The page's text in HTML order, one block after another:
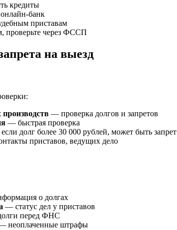
кредиты
онлайн-банк
приставам
проверьте через ФССП
на выезд
— проверка долгов и запретов
— быстрая проверка
долг более 30 000 рублей, может быть запрет
приставов, ведущих дело
о долгах
— статус дел у приставов
перед ФНС
неоплаченные штрафы